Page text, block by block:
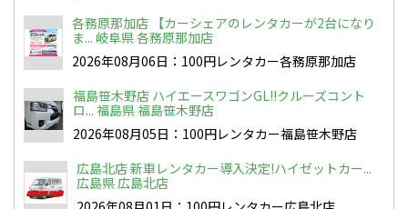
各務原那加店 【カーシェアのレンタカーが2台になり
ま... 岐阜県 各務原那加店
2026年08月06日：100円レンタカー各務原那加店
福島笹木野店 ハイエースワゴンGL!!クルーズコント
ロ... 福島県 福島笹木野店
2026年08月05日：100円レンタカー福島笹木野店
広島北店 新車レンタカー導入決定!ハイゼットカー...
広島県 広島北店